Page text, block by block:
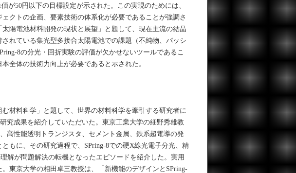
が50円以下の目標設定が示された。この実現のためには、
クトの企画、要素技術の体系化が必要であることが強調さ
陽電池材料開発の現状と展望」と題して、現在主流の結晶
れている集光型多接合太陽電池での課題（不純物、パッシ
8の分光・回折実験の評価が欠かせないツールであるこ
全体の技術力向上が必要であると示された。
材料科学」と題して、世界の材料科学を牽引する研究者に
究成果を紹介していただいた。東京工業大学の細野秀雄教
高性能透明トランジスタ、セメント金属、鉄系超電導の発
もに、その研究過程で、SPring-8での硬X線光電子分光、精
解が問題解決の転機となったエピソードを紹介した。実用
東京大学の相田卓三教授は、「新機能のデザインとSPring-